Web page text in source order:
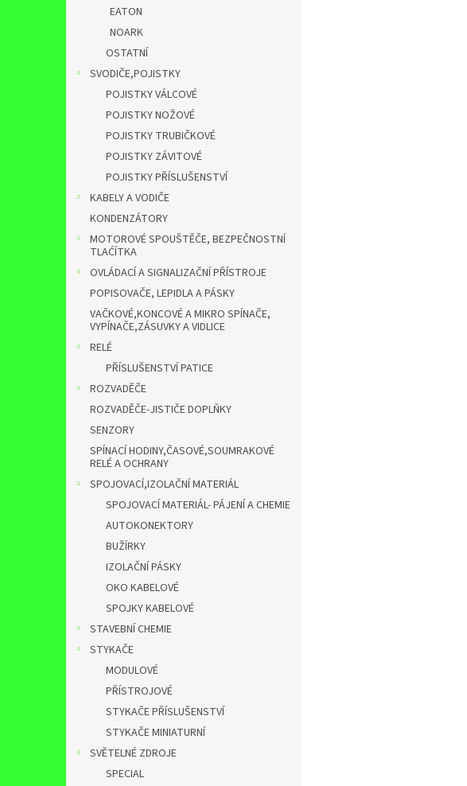
EATON
NOARK
OSTATNÍ
SVODIČE,POJISTKY
POJISTKY VÁLCOVÉ
POJISTKY NOŽOVÉ
POJISTKY TRUBIČKOVÉ
POJISTKY ZÁVITOVÉ
POJISTKY PŘÍSLUŠENSTVÍ
KABELY A VODIČE
KONDENZÁTORY
MOTOROVÉ SPOUŠTĚČE, BEZPEČNOSTNÍ
TLAĆÍTKA
OVLÁDACÍ A SIGNALIZAČNÍ PŘÍSTROJE
POPISOVAČE, LEPIDLA A PÁSKY
VAČKOVÉ,KONCOVÉ A MIKRO SPÍNAČE,
VYPÍNAČE,ZÁSUVKY A VIDLICE
RELÉ
PŘÍSLUŠENSTVÍ PATICE
ROZVADĚČE
ROZVADĚČE-JISTIČE DOPLŇKY
SENZORY
SPÍNACÍ HODINY,ČASOVÉ,SOUMRAKOVÉ
RELÉ A OCHRANY
SPOJOVACÍ,IZOLAČNÍ MATERIÁL
SPOJOVACÍ MATERIÁL- PÁJENÍ A CHEMIE
AUTOKONEKTORY
BUŽÍRKY
IZOLAČNÍ PÁSKY
OKO KABELOVÉ
SPOJKY KABELOVÉ
STAVEBNÍ CHEMIE
STYKAČE
MODULOVÉ
PŘÍSTROJOVÉ
STYKAČE PŘÍSLUŠENSTVÍ
STYKAČE MINIATURNÍ
SVĚTELNÉ ZDROJE
SPECIAL